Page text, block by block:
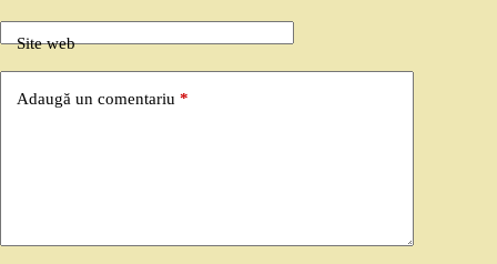
Site web
Adaugă un comentariu *